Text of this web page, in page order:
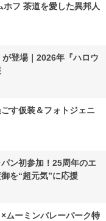
フ 茶道を愛した異邦人
登場｜2026年『ハロウ
す仮装＆フォトジェニ
ン初参加！25周年のエ
を“超元気”に応援
ムーミンバレーパーク特